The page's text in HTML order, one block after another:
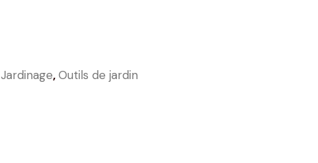
Jardinage,Outils de jardin